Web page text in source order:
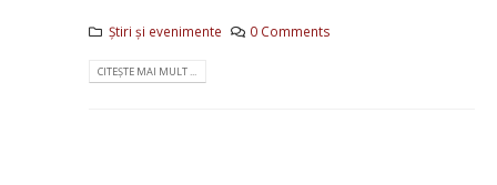
Știri și evenimente 0 Comments
CITEȘTE MAI MULT ...